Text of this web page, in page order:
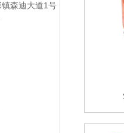
森迪大道1号